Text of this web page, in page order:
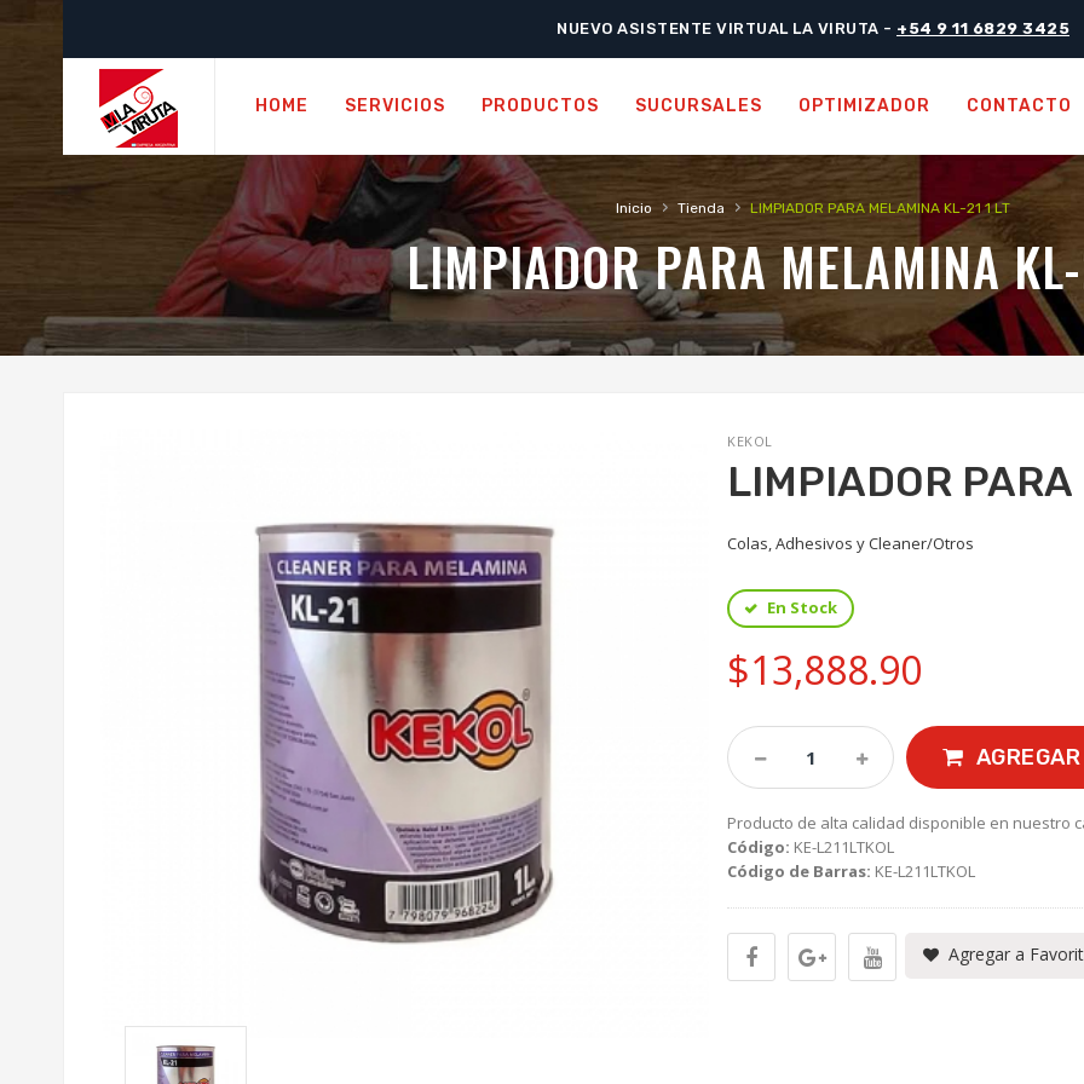
NUEVO ASISTENTE VIRTUAL LA VIRUTA - +54 9 11 6829 3425
HOME SERVICIOS PRODUCTOS SUCURSALES OPTIMIZADOR CONTACTO
Inicio › Tienda › LIMPIADOR PARA MELAMINA KL-21 1 LT
LIMPIADOR PARA MELAMINA
KEKOL
LIMPIADOR
Colas, Adhesivos y Cleaner/Otros
En Stock
$13,888.90
Producto de alta calidad disponible en nuestro
Código: KE-L211LTKOL
Código de Barras: KE-L211LTKOL
Agregar a